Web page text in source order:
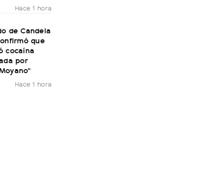
Hace 1 hora
de Candela
que
cocaína
por
Hace 1 hora